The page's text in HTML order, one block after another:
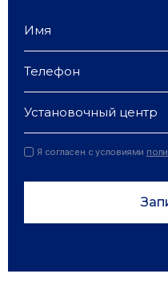
Установочный центр
Я согласен с условиями